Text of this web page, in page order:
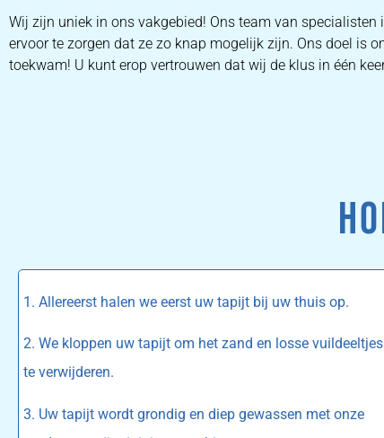
Wij zijn uniek in ons vakgebied! Ons team van
ervoor te zorgen dat ze zo knap mogelijk zijn. Ons doel is
toekwam! U kunt erop vertrouwen dat wij de klus in één
1. Allereerst halen we eerst uw tapijt bij uw thuis op.
2. We kloppen uw tapijt om het zand en losse vuildeeltjes
te verwijderen.
3. Uw tapijt wordt grondig en diep gewassen met onze